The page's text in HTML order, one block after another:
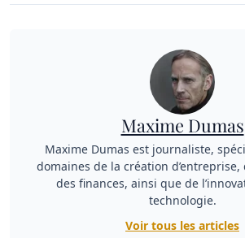
Maxime Dumas
Maxime Dumas est journaliste,
domaines de la création
des finances, ainsi que de
technologie.
Voir tous les articles